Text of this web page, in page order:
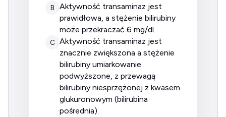
B
aktywność transaminaz jest
prawidłowa, a stężenie bilirubiny
może przekraczać 6 mg/dl.
C aktywność transaminaz jest
znacznie zwiększona a stężenie
bilirubiny umiarkowanie
podwyższone, z przewagą
bilirubiny niesprzężonej z kwasem
glukuronowym (bilirubina
pośrednia).